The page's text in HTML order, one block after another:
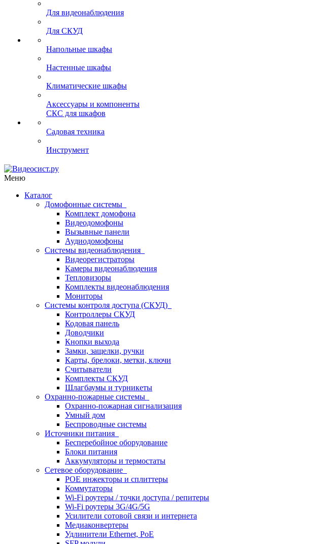
Для видеонаблюдения
Для СКУД
Напольные шкафы
Настенные шкафы
Климатические шкафы
Аксессуары и компоненты
СКС для шкафов
Садовая техника
Инструмент
Меню
Каталог
Домофонные системы
Комплект домофона
Видеодомофоны
Вызывные панели
Аудиодомофоны
Системы видеонаблюдения
Видеорегистраторы
Камеры видеонаблюдения
Тепловизоры
Комплекты видеонаблюдения
Мониторы
Системы контроля доступа (СКУД)
Контроллеры СКУД
Кодовая панель
Доводчики
Кнопки выхода
Замки, защелки, ручки
Карты, брелоки, метки, ключи
Считыватели
Комплекты СКУД
Шлагбаумы и турникеты
Охранно-пожарные системы
Охранно-пожарная сигнализация
Умный дом
Беспроводные системы
Источники питания
Бесперебойное оборудование
Блоки питания
Аккумуляторы и термостаты
Сетевое оборудование
POE инжекторы и сплиттеры
Коммутаторы
Wi-Fi роутеры / точки доступа / репитеры
Wi-Fi роутеры 3G/4G/5G
Усилители сотовой связи и интернета
Медиаконвертеры
Удлинители Ethernet, PoE